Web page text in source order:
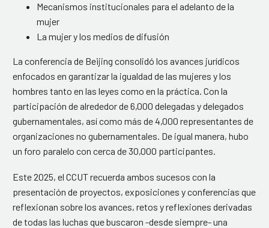
Mecanismos institucionales para el adelanto de la
mujer
La mujer y los medios de difusión
La conferencia de Beijing consolidó los avances jurídicos
enfocados en garantizar la igualdad de las mujeres y los
hombres tanto en las leyes como en la práctica. Con la
participación de alrededor de 6,000 delegadas y delegados
gubernamentales, así como más de 4,000 representantes de
organizaciones no gubernamentales. De igual manera, hubo
un foro paralelo con cerca de 30,000 participantes.
Este 2025, el CCUT recuerda ambos sucesos con la
presentación de proyectos, exposiciones y conferencias que
reflexionan sobre los avances, retos y reflexiones derivadas
de todas las luchas que buscaron -desde siempre- una